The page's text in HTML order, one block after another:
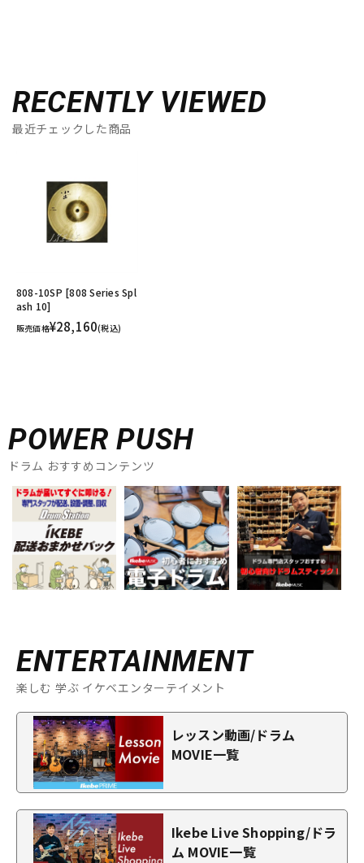
RECENTLY VIEWED
最近チェックした商品
808-10SP [808 Series Spl
ash 10]
販売価格¥28,160(税込)
POWER PUSH
ドラム おすすめコンテンツ
ENTERTAINMENT
楽しむ 学ぶ イケベエンターテイメント
レッスン動画/ドラム
MOVIE一覧
Ikebe Live Shopping/ドラ
ム MOVIE一覧